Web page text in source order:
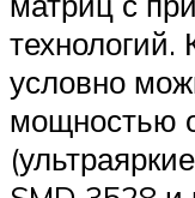
технологий.
условно
мощностью